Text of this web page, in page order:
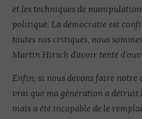
et les techniques de
politique. La démocratie est
toutes nos critiques, nous
Martin Hirsch d’avoir tenté
Enfin, si nous devons faire
vrai que ma génération a détruit
mais a été incapable de le